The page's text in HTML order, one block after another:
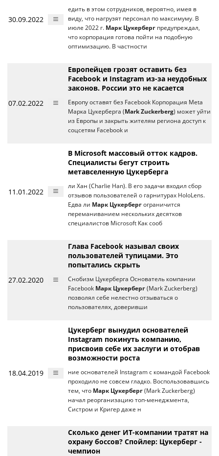
30.09.2022
едить в этом сотрудников, вероятно, имея в
виду, что нагрузят персонал по максимуму. В
июле 2022 г. Марк Цукерберг предупреждал,
что корпорация готова пойти на подобную
оптимизацию. В частности
07.02.2022
Европейцев грозят оставить без
Facebook и Instagram из-за неудобных
законов. России это не касается
Европу оставят без Facebook Корпорация Meta
Марка Цукерберга (Mark Zuckerberg) может уйти
из Европы и закрыть жителям региона доступ к
соцсетям Facebook и
11.01.2022
В Microsoft массовый отток кадров.
Специалисты бегут строить
метавселенную Цукерберга
ли Хан (Charlie Han). В его задачи входил сбор
отзывов пользователей о гарнитурах HoloLens.
Едва ли Марк Цукерберг ограничится
переманиванием нескольких десятков
специалистов Microsoft Как сооб
27.02.2020
Глава Facebook называл своих
пользователей тупицами. Это
попытались скрыть
Снобизм Цукерберга Основатель компании
Facebook Марк Цукерберг (Mark Zuckerberg)
позволял себе нелестно отзываться о
пользователях, доверивши
18.04.2019
Цукерберг вынудил основателей
Instagram покинуть компанию,
присвоив себе их заслуги и отобрав
возможности роста
ние основателей Instagram с командой Facebook
проходило не совсем гладко. Воспользовавшись
тем, что Марк Цукерберг (Mark Zuckerberg)
начал реорганизацию топ-менеджмента,
Систром и Кригер даже н
Сколько денег ИТ-компании тратят на
охрану боссов? Спойлер: Цукерберг -
чемпион